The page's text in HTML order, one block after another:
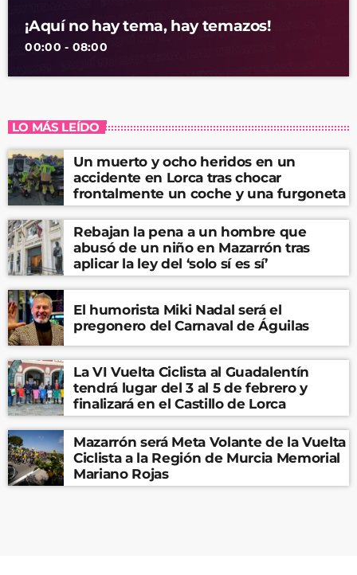
¡Aquí no hay tema, hay temazos!
00:00 - 08:00
LO MÁS LEÍDO
Un muerto y ocho heridos en un
accidente en Lorca tras chocar
frontalmente un coche y una furgoneta
Rebajan la pena a un hombre que
abusó de un niño en Mazarrón tras
aplicar la ley del ‘solo sí es sí’
El humorista Miki Nadal será el
pregonero del Carnaval de Águilas
La VI Vuelta Ciclista al Guadalentín
tendrá lugar del 3 al 5 de febrero y
finalizará en el Castillo de Lorca
Mazarrón será Meta Volante de la Vuelta
Ciclista a la Región de Murcia Memorial
Mariano Rojas